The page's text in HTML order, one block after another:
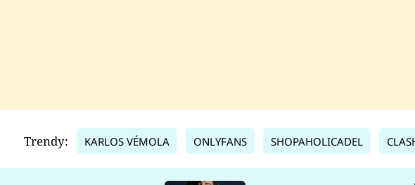
TADEÁŠ KUBĚNKA
DATEL
Trendy: KARLOS VÉMOLA ONLYFANS SHOPAHOLICADEL